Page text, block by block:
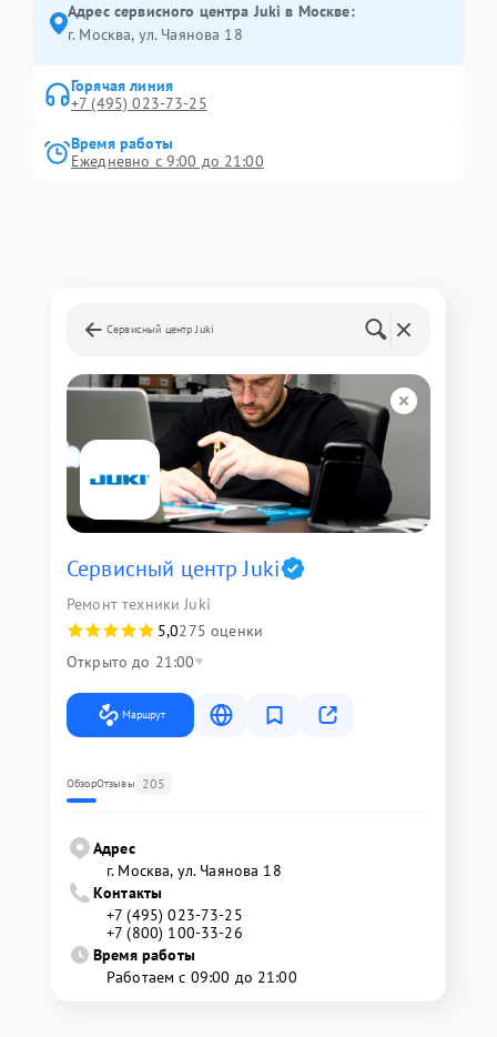
Адрес сервисного центра Juki в Москве:
г. Москва, ул. Чаянова 18
Горячая линия
+7 (495) 023-73-25
Время работы
Ежедневно с 9:00 до 21:00
Сервисный центр Juki
Сервисный центр Juki
Ремонт техники Juki
5,0275 оценки
Открыто до 21:00
Маршрут
ОбзорОтзывы 205
Адрес
г. Москва, ул. Чаянова 18
Контакты
+7 (495) 023-73-25
+7 (800) 100-33-26
Время работы
Работаем с 09:00 до 21:00